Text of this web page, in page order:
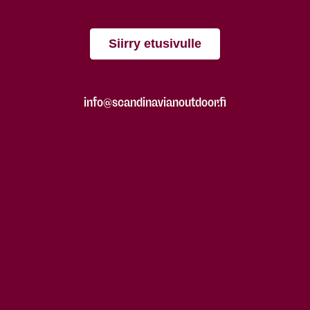
Siirry etusivulle
info@scandinavianoutdoor.fi